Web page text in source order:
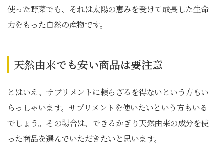
使った野菜でも、それは太陽の恵みを受けて成長した生命
力をもった自然の産物です。
天然由来でも安い商品は要注意
とはいえ、サプリメントに頼らざるを得ないという方もい
らっしゃいます。サプリメントを使いたいという方もいる
でしょう。その場合は、できるかぎり天然由来の成分を使
った商品を選んでいただきたいと思います。